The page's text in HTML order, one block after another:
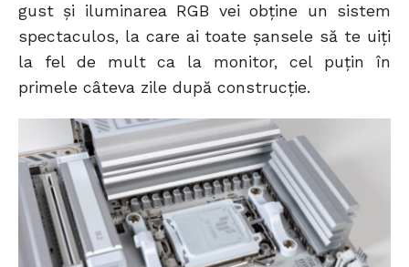
gust și iluminarea RGB vei obține un sistem
spectaculos, la care ai toate șansele să te uiți
la fel de mult ca la monitor, cel puțin în
primele câteva zile după construcție.